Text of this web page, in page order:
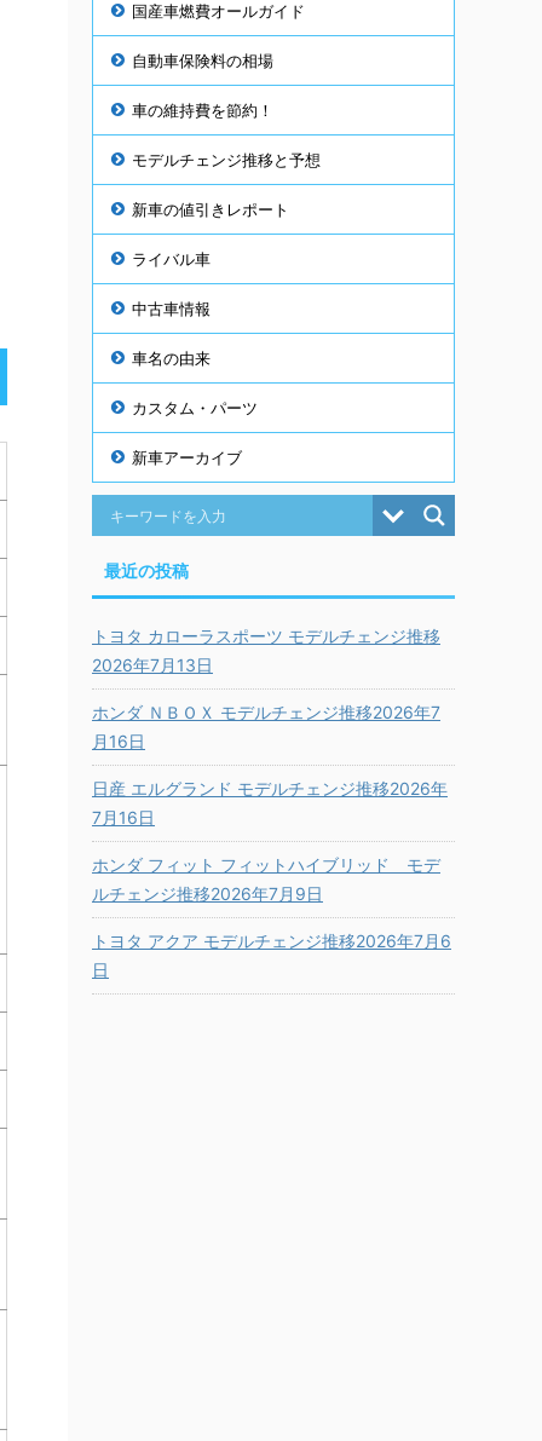
国産車燃費オールガイド
自動車保険料の相場
車の維持費を節約！
モデルチェンジ推移と予想
新車の値引きレポート
ライバル車
中古車情報
車名の由来
カスタム・パーツ
新車アーカイブ
最近の投稿
トヨタ カローラスポーツ モデルチェンジ推移
2026年7月13日
ホンダ ＮＢＯＸ モデルチェンジ推移2026年7
月16日
日産 エルグランド モデルチェンジ推移2026年
7月16日
ホンダ フィット フィットハイブリッド モデ
ルチェンジ推移2026年7月9日
トヨタ アクア モデルチェンジ推移2026年7月6
日